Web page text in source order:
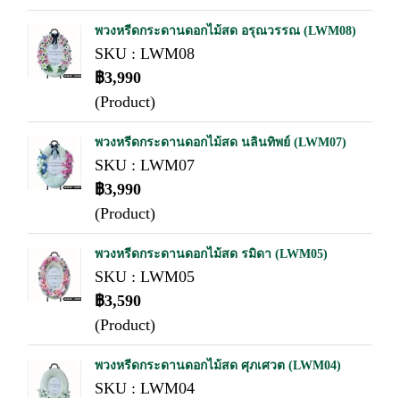
พวงหรีดกระดานดอกไม้สด อรุณวรรณ (LWM08)
SKU : LWM08
฿3,990
(Product)
พวงหรีดกระดานดอกไม้สด นลินทิพย์ (LWM07)
SKU : LWM07
฿3,990
(Product)
พวงหรีดกระดานดอกไม้สด รมิดา (LWM05)
SKU : LWM05
฿3,590
(Product)
พวงหรีดกระดานดอกไม้สด ศุภเศวต (LWM04)
SKU : LWM04